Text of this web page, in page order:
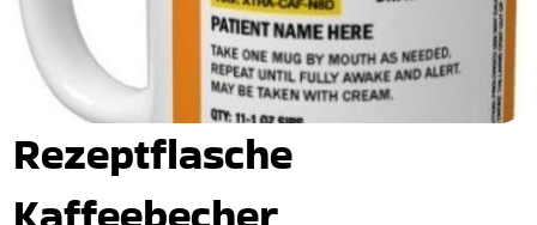
Rezeptflasche